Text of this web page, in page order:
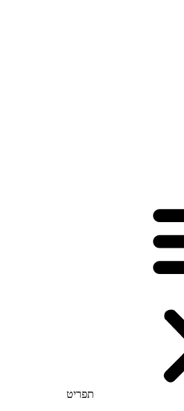
תפריט